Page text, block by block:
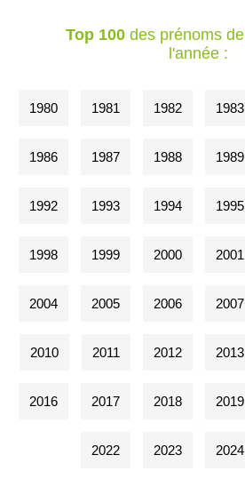
Top 100des prénoms de
l'année :
1980 1981 1982 1983
1986 1987 1988 1989
1992 1993 1994 1995
1998 1999 2000 2001
2004 2005 2006 2007
2010 2011 2012 2013
2016 2017 2018 2019
2022 2023 2024